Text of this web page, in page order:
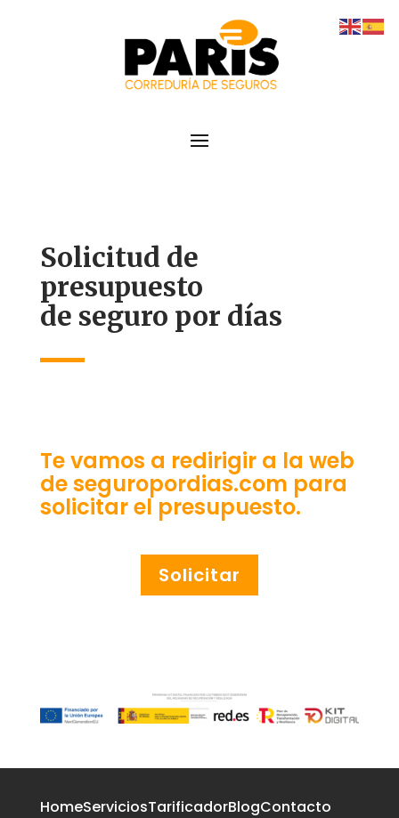
Solicitud de
presupuesto
de seguro por días
Te vamos a redirigir a la web
de seguropordias.com para
solicitar el presupuesto.
Solicitar
HomeServiciosTarificadorBlogContacto